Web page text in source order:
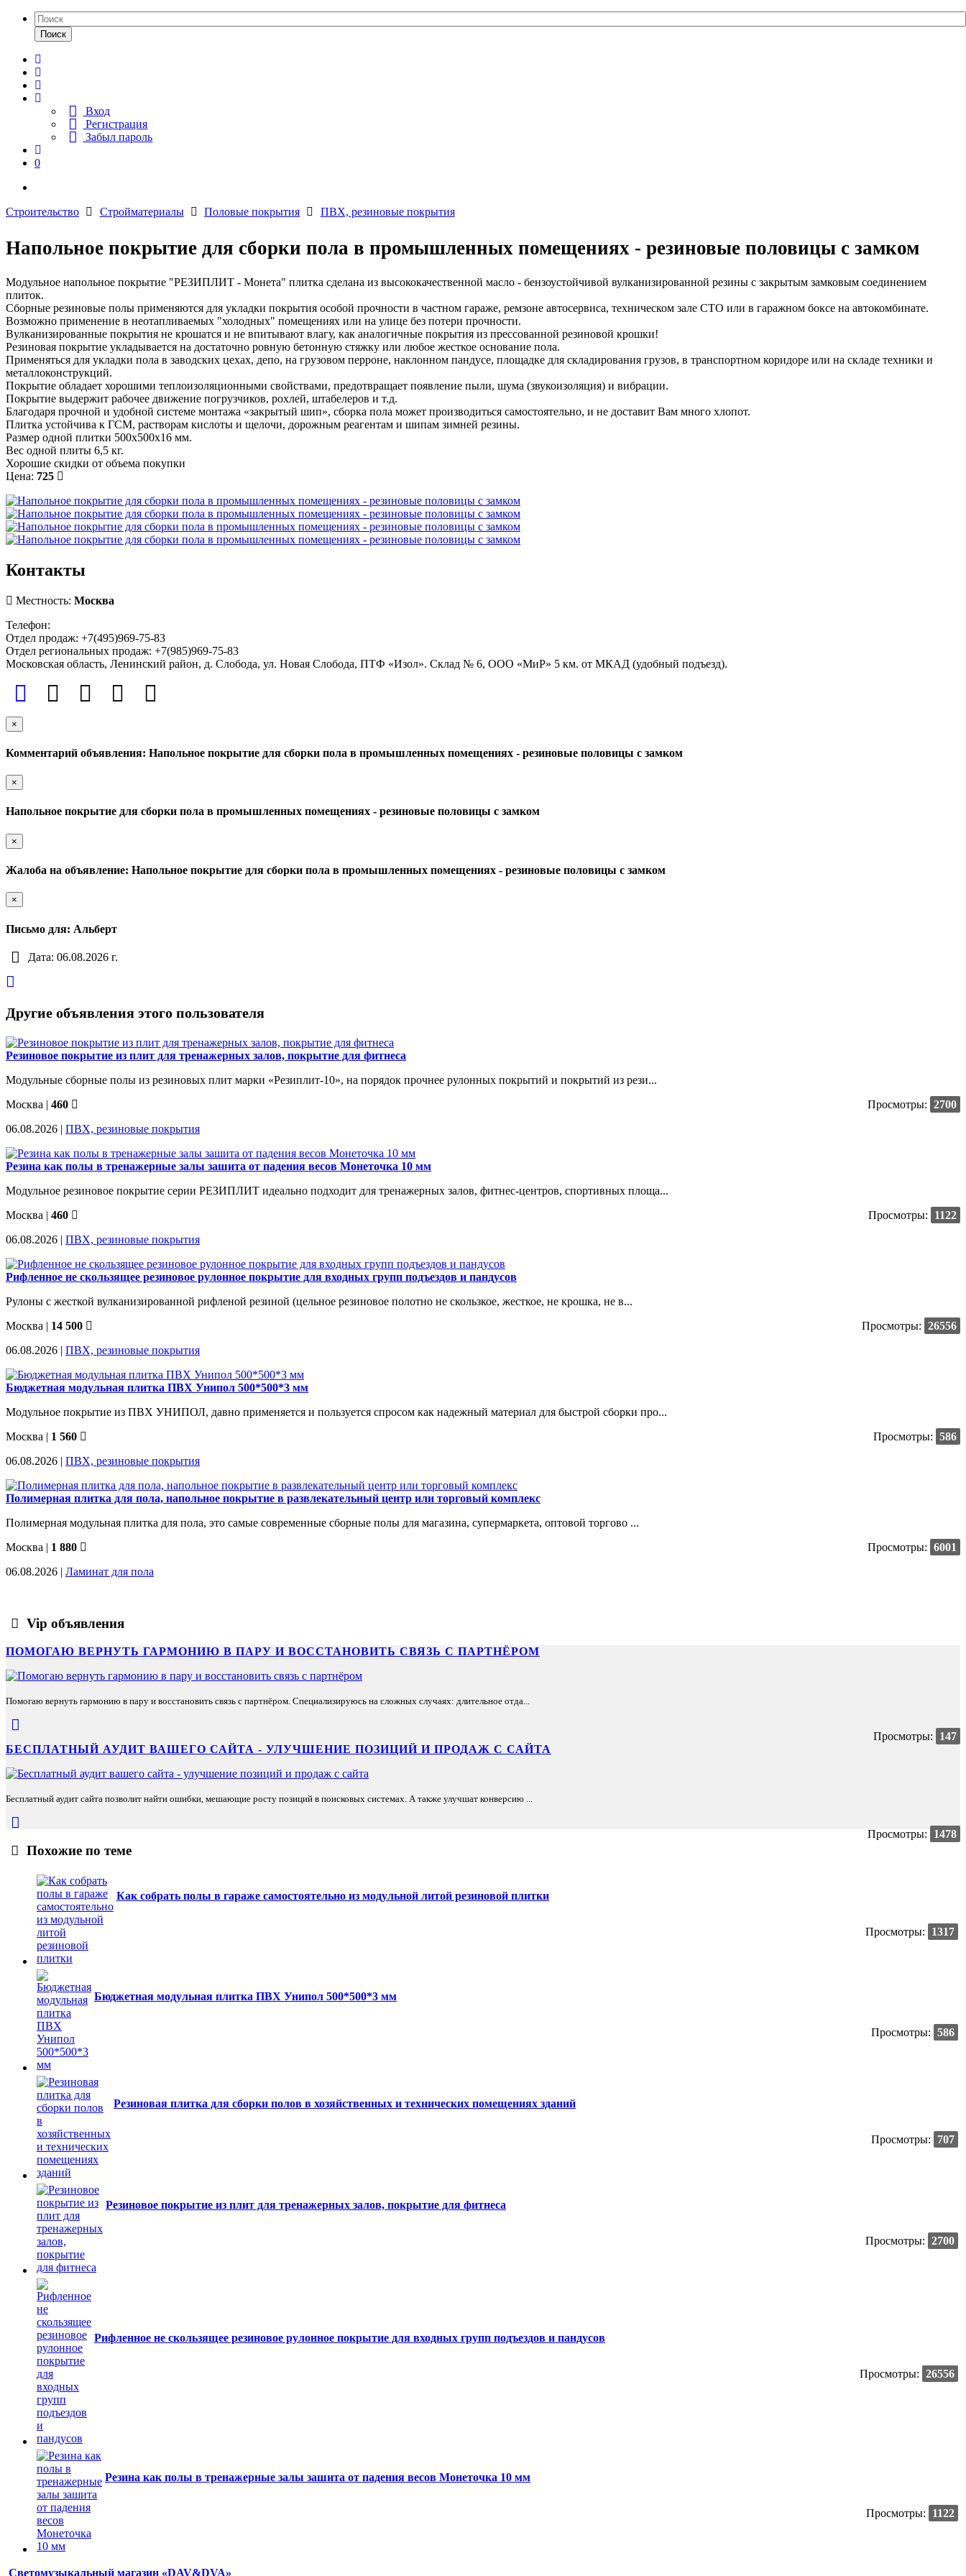
Поиск
Вход
Регистрация
Забыл пароль
0
Строительство Стройматериалы Половые покрытия ПВХ, резиновые покрытия
Напольное покрытие для сборки пола в промышленных помещениях - резиновые половицы с замком
Модульное напольное покрытие "РЕЗИПЛИТ - Монета" плитка сделана из высококачественной масло - бензоустойчивой вулканизированной резины с закрытым замковым соединением
плиток.
Сборные резиновые полы применяются для укладки покрытия особой прочности в частном гараже, ремзоне автосервиса, техническом зале СТО или в гаражном боксе на автокомбинате.
Возможно применение в неотапливаемых "холодных" помещениях или на улице без потери прочности.
Вулканизированные покрытия не крошатся и не впитывают влагу, как аналогичные покрытия из прессованной резиновой крошки!
Резиновая покрытие укладывается на достаточно ровную бетонную стяжку или любое жесткое основание пола.
Применяться для укладки пола в заводских цехах, депо, на грузовом перроне, наклонном пандусе, площадке для складирования грузов, в транспортном коридоре или на складе техники и
металлоконструкций.
Покрытие обладает хорошими теплоизоляционными свойствами, предотвращает появление пыли, шума (звукоизоляция) и вибрации.
Покрытие выдержит рабочее движение погрузчиков, рохлей, штабелеров и т.д.
Благодаря прочной и удобной системе монтажа «закрытый шип», сборка пола может производиться самостоятельно, и не доставит Вам много хлопот.
Плитка устойчива к ГСМ, растворам кислоты и щелочи, дорожным реагентам и шипам зимней резины.
Размер одной плитки 500х500х16 мм.
Вес одной плиты 6,5 кг.
Хорошие скидки от объема покупки
Цена: 725
Контакты
Местность: Москва
Телефон:
Отдел продаж: +7(495)969-75-83
Отдел региональных продаж: +7(985)969-75-83
Московская область, Ленинский район, д. Слобода, ул. Новая Слобода, ПТФ «Изол». Склад № 6, ООО «МиР» 5 км. от МКАД (удобный подъезд).
×
Комментарий объявления: Напольное покрытие для сборки пола в промышленных помещениях - резиновые половицы с замком
×
Напольное покрытие для сборки пола в промышленных помещениях - резиновые половицы с замком
×
Жалоба на объявление: Напольное покрытие для сборки пола в промышленных помещениях - резиновые половицы с замком
×
Письмо для: Альберт
Дата: 06.08.2026 г.
Другие объявления этого пользователя
Резиновое покрытие из плит для тренажерных залов, покрытие для фитнеса
Модульные сборные полы из резиновых плит марки «Резиплит-10», на порядок прочнее рулонных покрытий и покрытий из рези...
Москва | 460 Просмотры: 2700
06.08.2026 | ПВХ, резиновые покрытия
Резина как полы в тренажерные залы зашита от падения весов Монеточка 10 мм
Модульное резиновое покрытие серии РЕЗИПЛИТ идеально подходит для тренажерных залов, фитнес-центров, спортивных площа...
Москва | 460 Просмотры:
1122
06.08.2026 | ПВХ, резиновые покрытия
Рифленное не скользящее резиновое рулонное покрытие для входных групп подъездов и пандусов
Рулоны с жесткой вулканизированной рифленой резиной (цельное резиновое полотно не скользкое, жесткое, не крошка, не в...
Москва | 14 500 Просмотры: 26556
06.08.2026 | ПВХ, резиновые покрытия
Бюджетная модульная плитка ПВХ Унипол 500*500*3 мм
Модульное покрытие из ПВХ УНИПОЛ, давно применяется и пользуется спросом как надежный материал для быстрой сборки про...
Москва | 1 560 Просмотры: 586
06.08.2026 | ПВХ, резиновые покрытия
Полимерная плитка для пола, напольное покрытие в развлекательный центр или торговый комплекс
Полимерная модульная плитка для пола, это самые современные сборные полы для магазина, супермаркета, оптовой торгово ...
Москва | 1 880 Просмотры: 6001
06.08.2026 | Ламинат для пола
Vip объявления
ПОМОГАЮ ВЕРНУТЬ ГАРМОНИЮ В ПАРУ И ВОССТАНОВИТЬ СВЯЗЬ С ПАРТНЁРОМ
Помогаю вернуть гармонию в пару и восстановить связь с партнёром. Специализируюсь на сложных случаях: длительное отда...
Просмотры:
147
БЕСПЛАТНЫЙ АУДИТ ВАШЕГО САЙТА - УЛУЧШЕНИЕ ПОЗИЦИЙ И ПРОДАЖ С САЙТА
Бесплатный аудит сайта позволит найти ошибки, мешающие росту позиций в поисковых системах. А также улучшат конверсию ...
Просмотры: 1478
Похожие по теме
Как собрать полы в гараже самостоятельно из модульной литой резиновой плитки
Просмотры: 1317
Бюджетная модульная плитка ПВХ Унипол 500*500*3 мм
Просмотры: 586
Резиновая плитка для сборки полов в хозяйственных и технических помещениях зданий
Просмотры: 707
Резиновое покрытие из плит для тренажерных залов, покрытие для фитнеса
Просмотры: 2700
Рифленное не скользящее резиновое рулонное покрытие для входных групп подъездов и пандусов
Просмотры: 26556
Резина как полы в тренажерные залы зашита от падения весов Монеточка 10 мм
Просмотры: 1122
Светомузыкальный магазин «DAV&DVA»